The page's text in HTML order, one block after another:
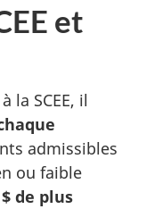
et
la SCEE, il
admissibles
ou faible
$ de plus